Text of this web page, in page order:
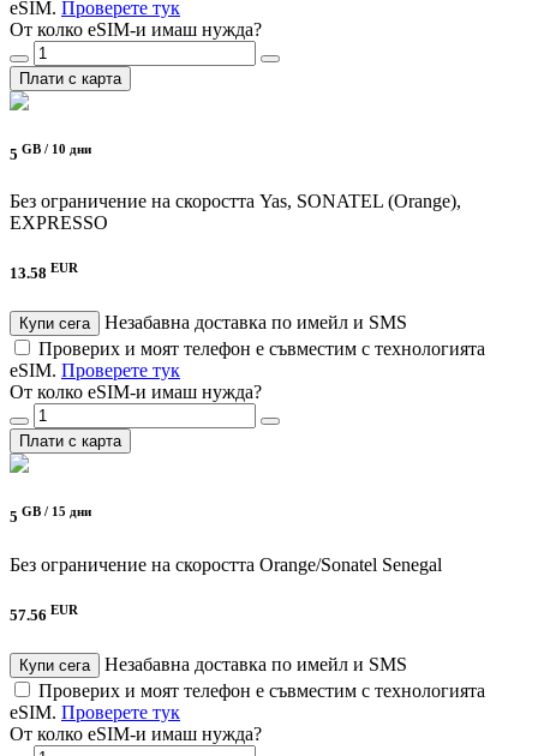
eSIM. Проверете тук
От колко eSIM-и имаш нужда?
Плати с карта
5 GB / 10 дни
Без ограничение на скоростта Yas, SONATEL (Orange),
EXPRESSO
13.58 EUR
Купи сега
Незабавна доставка по имейл и SMS
Проверих и моят телефон е съвместим с технологията
eSIM. Проверете тук
От колко eSIM-и имаш нужда?
Плати с карта
5 GB / 15 дни
Без ограничение на скоростта Orange/Sonatel Senegal
57.56 EUR
Купи сега
Незабавна доставка по имейл и SMS
Проверих и моят телефон е съвместим с технологията
eSIM. Проверете тук
От колко eSIM-и имаш нужда?